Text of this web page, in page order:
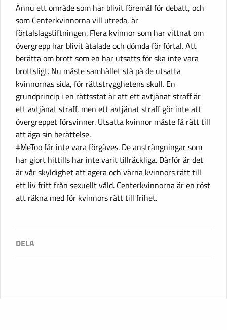
Ännu ett område som har blivit föremål för debatt, och
som Centerkvinnorna vill utreda, är
förtalslagstiftningen. Flera kvinnor som har vittnat om
övergrepp har blivit åtalade och dömda för förtal. Att
berätta om brott som en har utsatts för ska inte vara
brottsligt. Nu måste samhället stå på de utsatta
kvinnornas sida, för rättstrygghetens skull. En
grundprincip i en rättsstat är att ett avtjänat straff är
ett avtjänat straff, men ett avtjänat straff gör inte att
övergreppet försvinner. Utsatta kvinnor måste få rätt till
att äga sin berättelse.
#MeToo får inte vara förgäves. De ansträngningar som
har gjort hittills har inte varit tillräckliga. Därför är det
är vår skyldighet att agera och värna kvinnors rätt till
ett liv fritt från sexuellt våld. Centerkvinnorna är en röst
att räkna med för kvinnors rätt till frihet.